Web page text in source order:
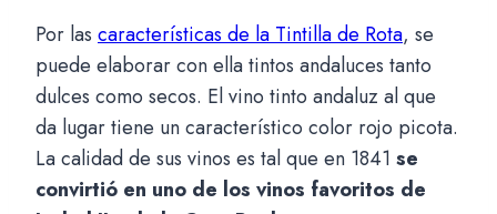
Por las características de la Tintilla de Rota, se
puede elaborar con ella tintos andaluces tanto
dulces como secos. El vino tinto andaluz al que
da lugar tiene un característico color rojo picota.
La calidad de sus vinos es tal que en 1841 se
convirtió en uno de los vinos favoritos de